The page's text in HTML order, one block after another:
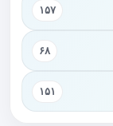
۱۵۷
۶۸
۱۵۱